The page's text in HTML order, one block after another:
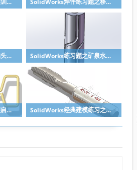
SolidWorks经典建模之钻头刀具的绘制，螺纹收尾是关键技巧 SolidWorks练习题之矿泉水瓶的绘制，难度不大主要是顶部螺纹的处理
SolidWorks练习题之螺旋启瓶器，螺旋头是关键 SolidWorks经典建模练习之丝锥攻丝钻头的绘制，常规命令练习